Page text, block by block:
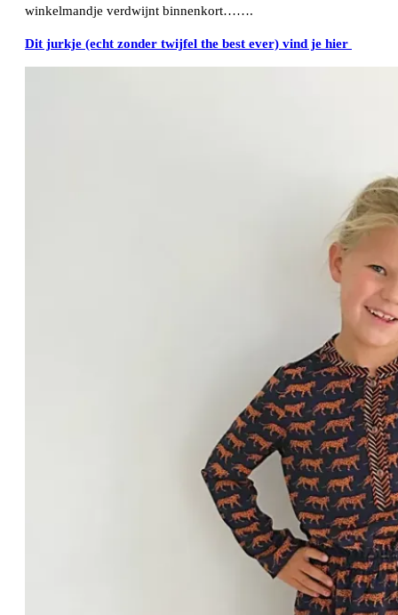
winkelmandje verdwijnt binnenkort…….
Dit jurkje (echt zonder twijfel the best ever) vind je hier